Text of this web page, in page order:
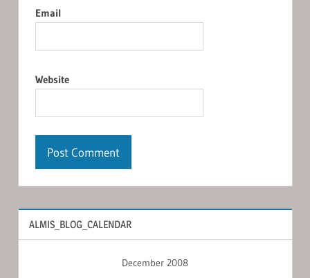
Email
Website
ALMIS_BLOG_CALENDAR
December 2008